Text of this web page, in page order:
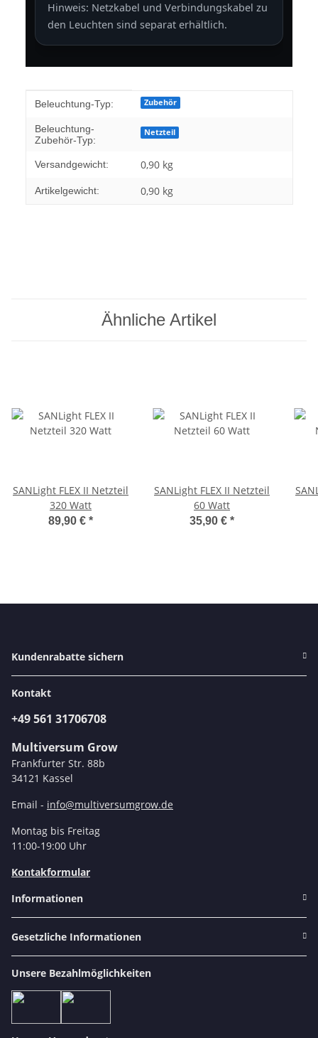
Hinweis: Netzkabel und Verbindungskabel zu
den Leuchten sind separat erhältlich.
Produkteigenschaft
Wert
Beleuchtung-Typ: Zubehör
Beleuchtung-
Zubehör-Typ:
Netzteil
Versandgewicht: 0,90 kg
Artikelgewicht: 0,90 kg
Ähnliche Artikel
SANLight FLEX II Netzteil
320 Watt
89,90 € *
SANLight FLEX II Netzteil
60 Watt
35,90 € *
Kundenrabatte sichern
Kontakt
+49 561 31706708
Multiversum Grow
Frankfurter Str. 88b
34121 Kassel
Email - info@multiversumgrow.de
Montag bis Freitag
11:00-19:00 Uhr
Kontakformular
Informationen
Gesetzliche Informationen
Unsere Bezahlmöglichkeiten